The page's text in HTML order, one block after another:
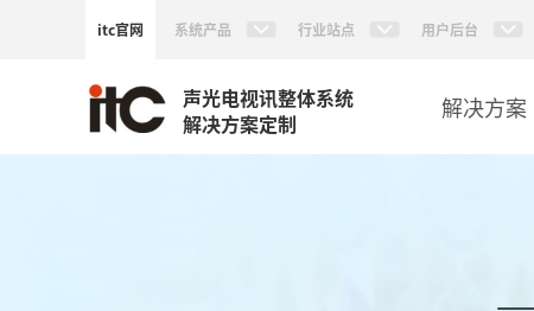
itc官网 系统产品 行业站点 用户后台
声光电视讯整体系统
解决方案定制
解决方案